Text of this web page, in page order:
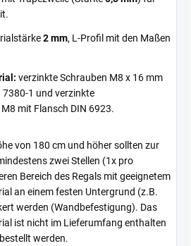
2 mm, L-Profil mit den Maßen
verzinkte Schrauben M8 x 16 mm
7380-1 und verzinkte
mit Flansch DIN 6923.
von 180 cm und höher sollten zur
zwei Stellen (1x pro
Bereich des Regals mit geeignetem
an einem festen Untergrund (z.B.
werden (Wandbefestigung). Das
ist nicht im Lieferumfang enthalten
werden.